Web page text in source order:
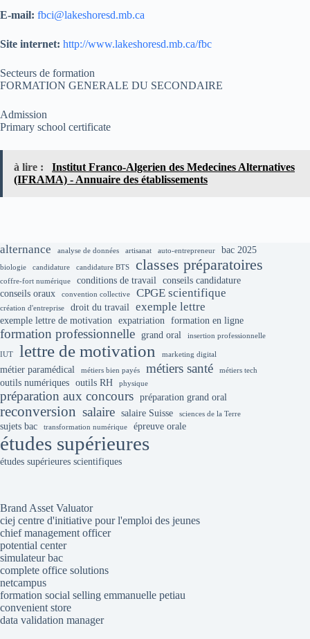
E-mail: fbci@lakeshoresd.mb.ca
Site internet: http://www.lakeshoresd.mb.ca/fbc
Secteurs de formation
FORMATION GENERALE DU SECONDAIRE
Admission
Primary school certificate
à lire :
Institut Franco-Algerien des Medecines Alternatives
(IFRAMA) - Annuaire des établissements
alternance analyse de données artisanat auto-entrepreneur bac 2025
biologie candidature candidature BTS classes préparatoires
coffre-fort numérique conditions de travail conseils candidature
conseils oraux
convention collective CPGE scientifique
création d'entreprise droit du travail exemple lettre
exemple lettre de motivation expatriation formation en ligne
formation professionnelle grand oral insertion professionnelle
IUT lettre de motivation marketing digital
métier paramédical métiers bien payés métiers santé métiers tech
outils numériques outils RH physique
préparation aux concours préparation grand oral
reconversion salaire salaire Suisse sciences de la Terre
sujets bac transformation numérique épreuve orale
études supérieures
études supérieures scientifiques
Brand Asset Valuator
ciej centre d'initiative pour l'emploi des jeunes
chief management officer
potential center
simulateur bac
complete office solutions
netcampus
formation social selling emmanuelle petiau
convenient store
data validation manager